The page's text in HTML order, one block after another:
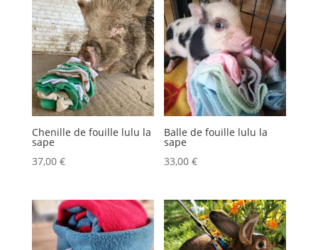
24,00 €
à
40,00 €
à
90,00 €
Chenille de fouille lulu la
sape
37,00 €
Balle de fouille lulu la
sape
33,00€